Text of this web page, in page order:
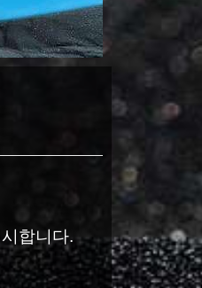
합니다.